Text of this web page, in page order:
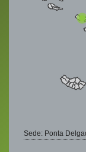
Sede: Ponta